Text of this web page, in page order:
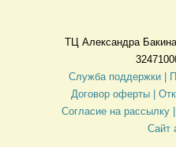
ТЦ Александра
Служба поддержки |
Договор оферты
|
Согласие на рассылку |
Сайт